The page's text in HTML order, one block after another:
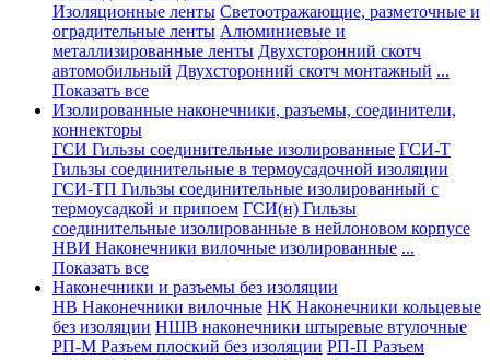
Изоляционные ленты Светоотражающие, разметочные и
оградительные ленты Алюминиевые и
металлизированные ленты Двухсторонний скотч
автомобильный Двухсторонний скотч монтажный ...
Показать все
Изолированные наконечники, разъемы, соединители,
коннекторы
ГСИ Гильзы соединительные изолированные ГСИ-Т
Гильзы соединительные в термоусадочной изоляции
ГСИ-ТП Гильзы соединительные изолированный с
термоусадкой и припоем ГСИ(н) Гильзы
соединительные изолированные в нейлоновом корпусе
НВИ Наконечники вилочные изолированные ...
Показать все
Наконечники и разъемы без изоляции
НВ Наконечники вилочные НК Наконечники кольцевые
без изоляции НШВ наконечники штыревые втулочные
РП-М Разъем плоский без изоляции РП-П Разъем